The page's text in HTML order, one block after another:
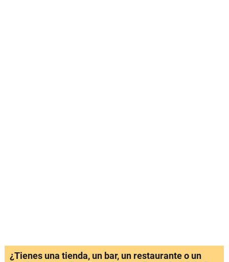
¿Tienes una tienda, un bar, un restaurante o un